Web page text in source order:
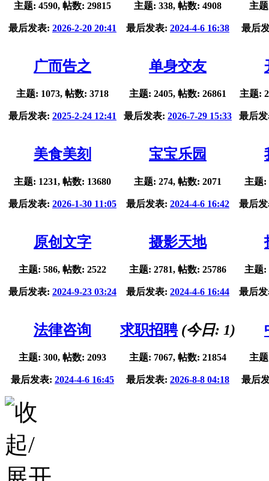
主题: 4590, 帖数: 29815
最后发表: 2026-2-20 20:41
主题: 338, 帖数: 4908
最后发表: 2024-4-6 16:38
主
最后
广而告之
主题: 1073, 帖数: 3718
最后发表: 2025-2-24 12:41
单身交友
主题: 2405, 帖数: 26861
最后发表: 2026-7-29 15:33
主题:
最后
美食美刻
主题: 1231, 帖数: 13680
最后发表: 2026-1-30 11:05
宝宝乐园
主题: 274, 帖数: 2071
最后发表: 2024-4-6 16:42
主题:
最后
原创文字
主题: 586, 帖数: 2522
最后发表: 2024-9-23 03:24
摄影天地
主题: 2781, 帖数: 25786
最后发表: 2024-4-6 16:44
主题:
最后
法律咨询
主题: 300, 帖数: 2093
最后发表: 2024-4-6 16:45
求职招聘(今日: 1)
主题: 7067, 帖数: 21854
最后发表: 2026-8-8 04:18
主
最后